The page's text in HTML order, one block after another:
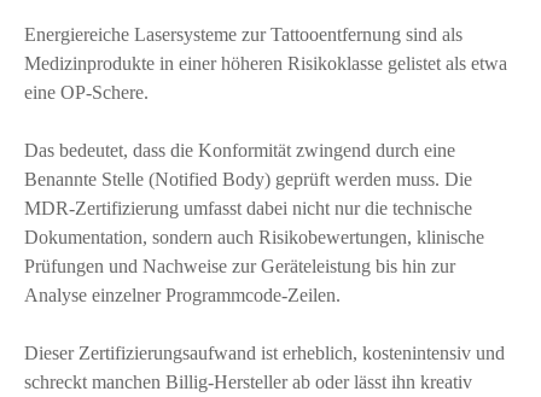
Energiereiche Lasersysteme zur Tattooentfernung sind als
Medizinprodukte in einer höheren Risikoklasse gelistet als etwa
eine OP-Schere.
Das bedeutet, dass die Konformität zwingend durch eine
Benannte Stelle (Notified Body) geprüft werden muss. Die
MDR-Zertifizierung umfasst dabei nicht nur die technische
Dokumentation, sondern auch Risikobewertungen, klinische
Prüfungen und Nachweise zur Geräteleistung bis hin zur
Analyse einzelner Programmcode-Zeilen.
Dieser Zertifizierungsaufwand ist erheblich, kostenintensiv und
schreckt manchen Billig-Hersteller ab oder lässt ihn kreativ